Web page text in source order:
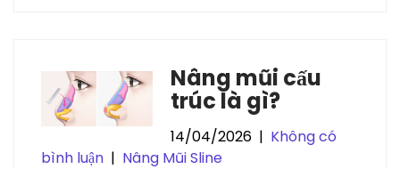
Nâng mũi cấu
trúc là gì?
14/04/2026 | Không có
bình luận | Nâng Mũi Sline